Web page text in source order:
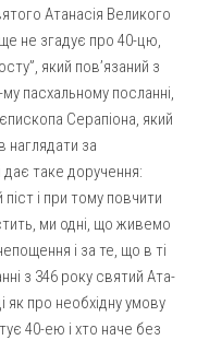
Атанасія Вели­кого
не згадує про 40-цю,
який пов’я­заний з
пасхальному посланні,
Сера­піона, який
наглядати за
таке доручення:
і при тому повчити
ми одні, що живемо
і за те, що в ті
з 346 року святий Ата­
як про необхідну умову
40-ею і хто наче без